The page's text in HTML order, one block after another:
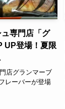
専門店「グ
UP登場！夏限
店グランマーブ
レーバーが登場